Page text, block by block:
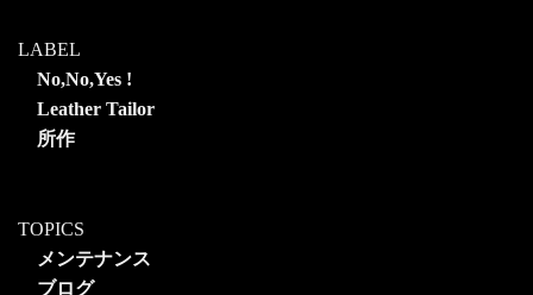
LABEL
No,No,Yes !
Leather Tailor
所作
TOPICS
メンテナンス
ブログ